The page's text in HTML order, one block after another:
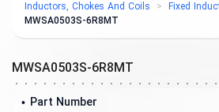
Inductors, Chokes And Coils
Fixed
MWSA0503S-6R8MT
MWSA0503S-6R8MT
Part Number